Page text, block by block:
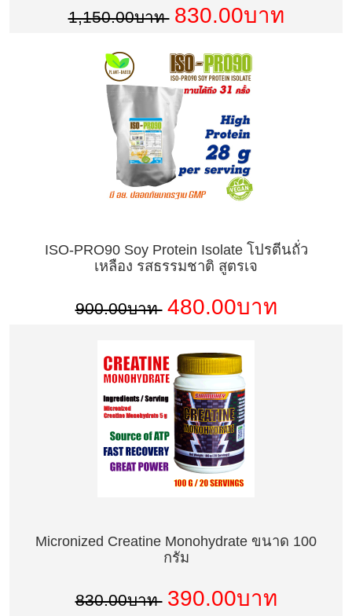
1,150.00บาท 830.00บาท
ISO-PRO90 Soy Protein Isolate โปรตีนถั่ว
เหลือง รสธรรมชาติ สูตรเจ
900.00บาท 480.00บาท
Micronized Creatine Monohydrate ขนาด 100
กรัม
830.00บาท 390.00บาท